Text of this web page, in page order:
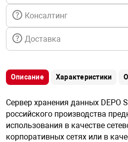
техника
автомобили
информации
техника
Консалтинг
Доставка
Описание Характеристики
Сервер хранения данных DEPO
российского производства
использования в качестве
корпоративных сетях или в